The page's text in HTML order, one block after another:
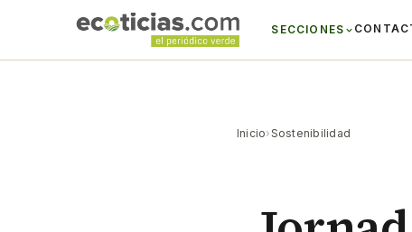
SECCIONES
Inicio›Sostenibilidad